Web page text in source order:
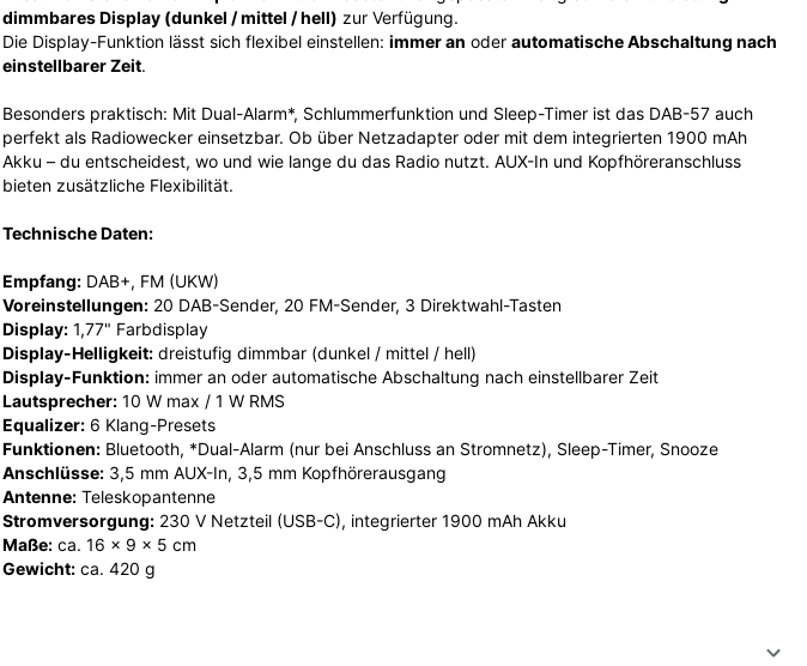
dimmbares Display (dunkel / mittel / hell) zur Verfügung.
Die Display-Funktion lässt sich flexibel einstellen: immer an oder automatische Abschaltung nach
einstellbarer Zeit.
Besonders praktisch: Mit Dual-Alarm*, Schlummerfunktion und Sleep-Timer ist das DAB-57 auch
perfekt als Radiowecker einsetzbar. Ob über Netzadapter oder mit dem integrierten 1900 mAh
Akku – du entscheidest, wo und wie lange du das Radio nutzt. AUX-In und Kopfhöreranschluss
bieten zusätzliche Flexibilität.
Technische Daten:
Empfang:DAB+, FM (UKW)
Voreinstellungen:20 DAB-Sender, 20 FM-Sender, 3 Direktwahl-Tasten
Display:1,77" Farbdisplay
Display-Helligkeit:dreistufig dimmbar (dunkel / mittel / hell)
Display-Funktion:immer an oder automatische Abschaltung nach einstellbarer Zeit
Lautsprecher:10 W max / 1 W RMS
Equalizer:6 Klang-Presets
Funktionen:Bluetooth, *Dual-Alarm (nur bei Anschluss an Stromnetz), Sleep-Timer, Snooze
Anschlüsse:3,5 mm AUX-In, 3,5 mm Kopfhörerausgang
Antenne:Teleskopantenne
Stromversorgung:230 V Netzteil (USB-C), integrierter 1900 mAh Akku
Maße:ca. 16 × 9 × 5 cm
Gewicht:ca. 420 g